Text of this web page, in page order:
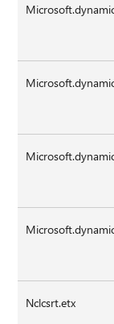
Nclcsrt.etx